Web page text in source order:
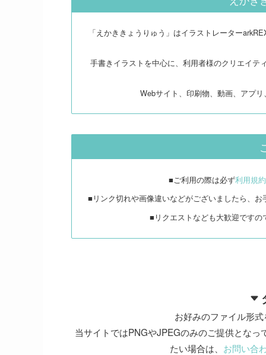
「えかききょうりゅう」はイラストレーター
手書きイラストを中心に、利用者様のクリエイテ
Webサイト、印刷物、動画、アプ
■ご利用の際は必ず利用規約
■リンク切れや画像違いなどがございましたら、お
■リクエストなども大歓迎ですの
お好みのファイル形
当サイトではPNGやJPEGのみのご提供とな
たい場合は、 お問い合